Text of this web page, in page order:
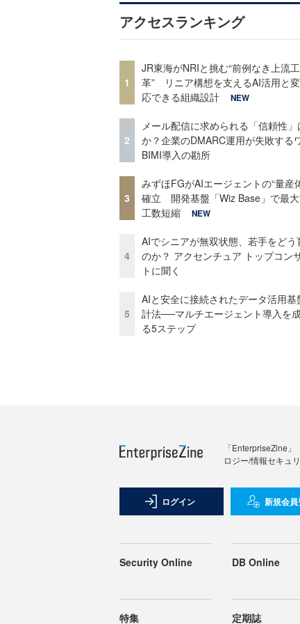
アクセスランキング
1
JR東海がNRIと挑む“前例なき上流
革” リニア構想を支えるAI活用と
応できる組織設計
NEW
2
メール配信に求められる「信頼性
か？企業のDMARC運用が失敗する
BIMI導入の勘所
3
みずほFGがAIエージェントの“量産
確立 開発基盤「Wiz Base」で最
工数短縮
NEW
4
AIでシニアが無双状態、若手をどう
のか？ アクセンチュア トップコン
トに聞く
5
AIと安全に接続されたデータ活用基
計法──マルチエージェント導入を
る5ステップ
「EnterpriseZine
ロジー/情報セキュ
ログイン 新規会
Security Online DB Online
特集 定期誌